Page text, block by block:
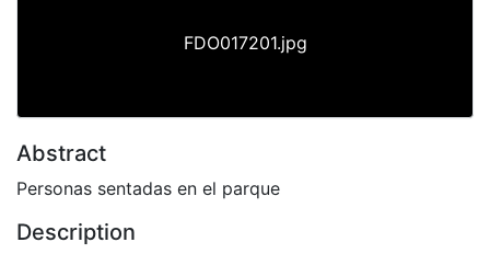
FDO017201.jpg
Abstract
Personas sentadas en el parque
Description